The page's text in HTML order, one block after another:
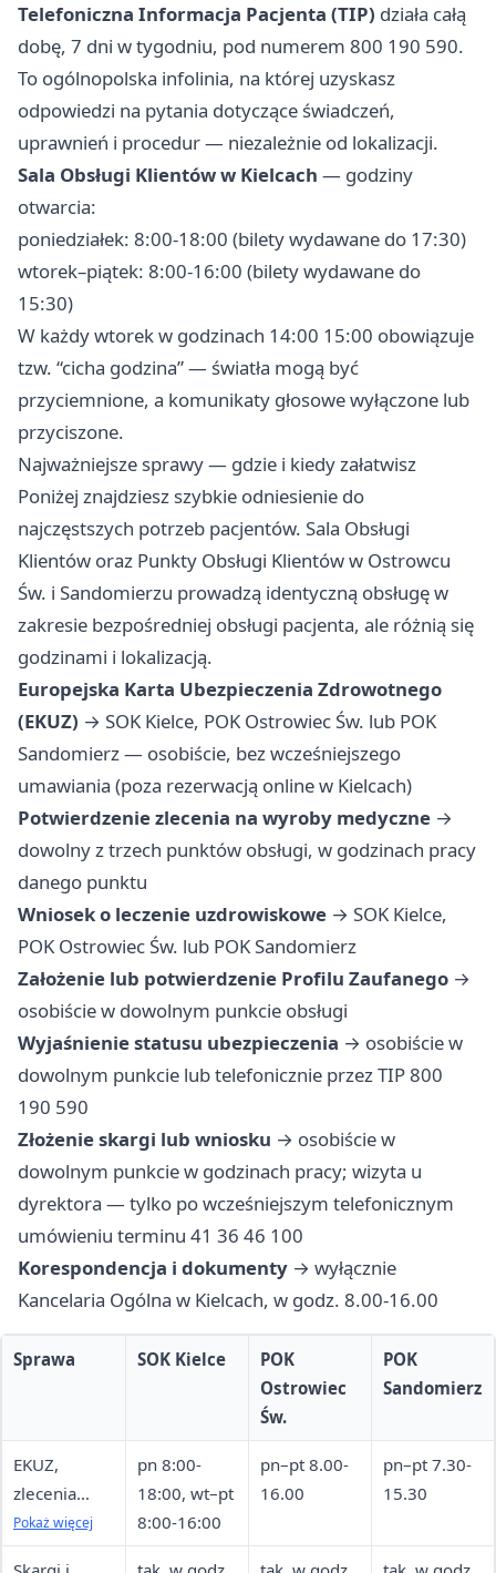
Telefoniczna Informacja Pacjenta (TIP) działa całą
dobę, 7 dni w tygodniu, pod numerem 800 190 590.
To ogólnopolska infolinia, na której uzyskasz
odpowiedzi na pytania dotyczące świadczeń,
uprawnień i procedur — niezależnie od lokalizacji.
Sala Obsługi Klientów w Kielcach — godziny
otwarcia:
poniedziałek: 8:00-18:00 (bilety wydawane do 17:30)
wtorek–piątek: 8:00-16:00 (bilety wydawane do
15:30)
W każdy wtorek w godzinach 14:00 15:00 obowiązuje
tzw. “cicha godzina” — światła mogą być
przyciemnione, a komunikaty głosowe wyłączone lub
przyciszone.
Najważniejsze sprawy — gdzie i kiedy załatwisz
Poniżej znajdziesz szybkie odniesienie do
najczęstszych potrzeb pacjentów. Sala Obsługi
Klientów oraz Punkty Obsługi Klientów w Ostrowcu
Św. i Sandomierzu prowadzą identyczną obsługę w
zakresie bezpośredniej obsługi pacjenta, ale różnią się
godzinami i lokalizacją.
Europejska Karta Ubezpieczenia Zdrowotnego
(EKUZ) → SOK Kielce, POK Ostrowiec Św. lub POK
Sandomierz — osobiście, bez wcześniejszego
umawiania (poza rezerwacją online w Kielcach)
Potwierdzenie zlecenia na wyroby medyczne →
dowolny z trzech punktów obsługi, w godzinach pracy
danego punktu
Wniosek o leczenie uzdrowiskowe → SOK Kielce,
POK Ostrowiec Św. lub POK Sandomierz
Założenie lub potwierdzenie Profilu Zaufanego →
osobiście w dowolnym punkcie obsługi
Wyjaśnienie statusu ubezpieczenia → osobiście w
dowolnym punkcie lub telefonicznie przez TIP 800
190 590
Złożenie skargi lub wniosku → osobiście w
dowolnym punkcie w godzinach pracy; wizyta u
dyrektora — tylko po wcześniejszym telefonicznym
umówieniu terminu 41 36 46 100
Korespondencja i dokumenty → wyłącznie
Kancelaria Ogólna w Kielcach, w godz. 8.00-16.00
Sprawa SOK Kielce
POK
Ostrowiec
Św.
POK
Sandomierz
EKUZ,
zlecenia
medyczne,
leczenie
Pokaż więcej
pn 8:00-
18:00, wt–pt
8:00-16:00
pn–pt 8.00-
16.00
pn–pt 7.30-
15.30